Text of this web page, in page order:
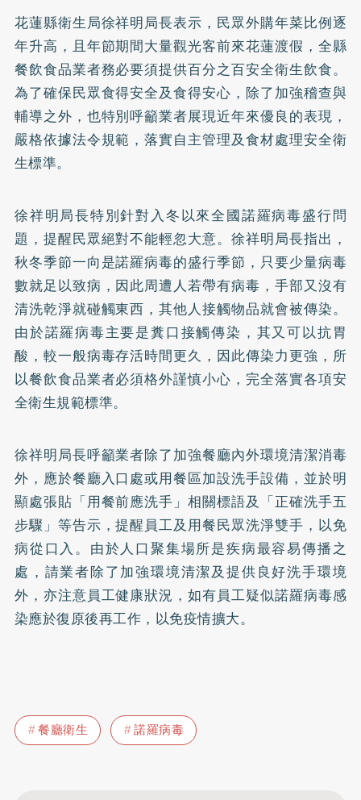
花蓮縣衛生局徐祥明局長表示，民眾外購年菜比例逐
年升高，且年節期間大量觀光客前來花蓮渡假，全縣
餐飲食品業者務必要須提供百分之百安全衛生飲食。
為了確保民眾食得安全及食得安心，除了加強稽查與
輔導之外，也特別呼籲業者展現近年來優良的表現，
嚴格依據法令規範，落實自主管理及食材處理安全衛
生標準。
徐祥明局長特別針對入冬以來全國諾羅病毒盛行問
題，提醒民眾絕對不能輕忽大意。徐祥明局長指出，
秋冬季節一向是諾羅病毒的盛行季節，只要少量病毒
數就足以致病，因此周遭人若帶有病毒，手部又沒有
清洗乾淨就碰觸東西，其他人接觸物品就會被傳染。
由於諾羅病毒主要是糞口接觸傳染，其又可以抗胃
酸，較一般病毒存活時間更久，因此傳染力更強，所
以餐飲食品業者必須格外謹慎小心，完全落實各項安
全衛生規範標準。
徐祥明局長呼籲業者除了加強餐廳內外環境清潔消毒
外，應於餐廳入口處或用餐區加設洗手設備，並於明
顯處張貼「用餐前應洗手」相關標語及「正確洗手五
步驟」等告示，提醒員工及用餐民眾洗淨雙手，以免
病從口入。由於人口聚集場所是疾病最容易傳播之
處，請業者除了加強環境清潔及提供良好洗手環境
外，亦注意員工健康狀況，如有員工疑似諾羅病毒感
染應於復原後再工作，以免疫情擴大。
餐廳衛生 諾羅病毒